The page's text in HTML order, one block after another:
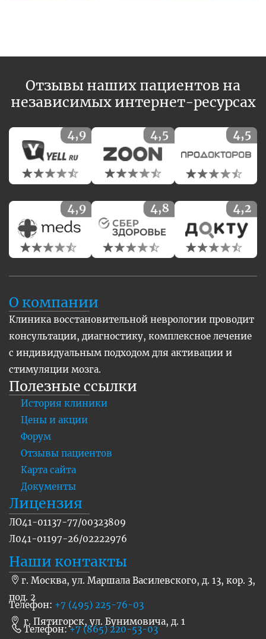
Отзывы наших пациентов на
независимых интернет-ресурсах
О компании
Клиника восстановительной неврологии проводит
консультации, диагностику, комплексное лечение
с индивидуальным подходом для активации и
стимуляции мозга.
Полезные ссылки
История клиники
Цены и акции
Форум
Отзывы пациентов
Карта сайта
Документы
Лицензия
ЛО41-01137-77/00323809
Л041-01197-26/02222976
Наши контакты
г. Москва, ул. Маршала Василевского, д. 13, кор. 3,
под. 2
Телефон: +7 (495) 225-76-03
г. Пятигорск, ул. Бунимовича, д. 1
Телефон:+7 (865) 220-53-03